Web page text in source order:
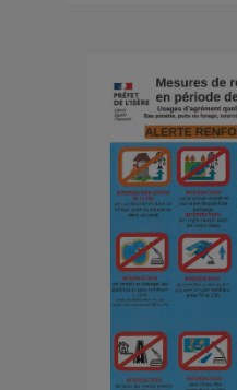
2026.